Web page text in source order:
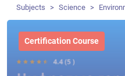
Subjects Science
Certification Course